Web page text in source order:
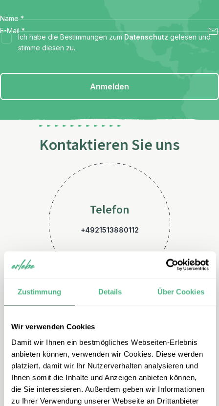
Zustimmung Details Über Cookies
Wir verwenden Cookies
Damit wir Ihnen ein bestmögliches Webseiten-Erlebnis
anbieten können, verwenden wir Cookies. Diese werden
platziert, damit wir Ihr Nutzerverhalten analysieren und
Ihnen somit die Inhalte und Anzeigen anbieten können,
die Sie interessieren. Außerdem geben wir Informationen
zu Ihrer Verwendung unserer Webseite an Drittanbieter
Name *
E-Mail *
Ich habe die Bestimmungen zum Datenschutz gelesen und
stimme diesen zu.
Anmelden
Kontaktieren Sie uns
Telefon
+4921513880112
E-Mail
peru@erlebe.de